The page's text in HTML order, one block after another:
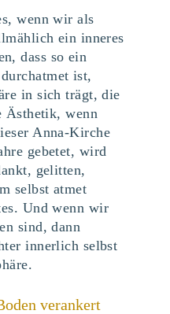
wenn wir als
ein inneres
dass so ein
ist,
in sich trägt, die
Ästhetik, wenn
Anna-Kirche
gebetet, wird
gelitten,
selbst atmet
Und wenn wir
sind, dann
innerlich selbst
verankert